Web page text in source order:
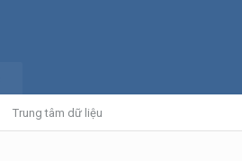
Trung tâm dữ liệu